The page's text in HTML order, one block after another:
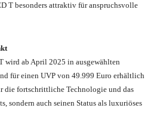
T besonders attraktiv für anspruchsvolle
wird ab April 2025 in ausgewählten
für einen UVP von 49.999 Euro erhältlich
die fortschrittliche Technologie und das
sondern auch seinen Status als luxuriöses